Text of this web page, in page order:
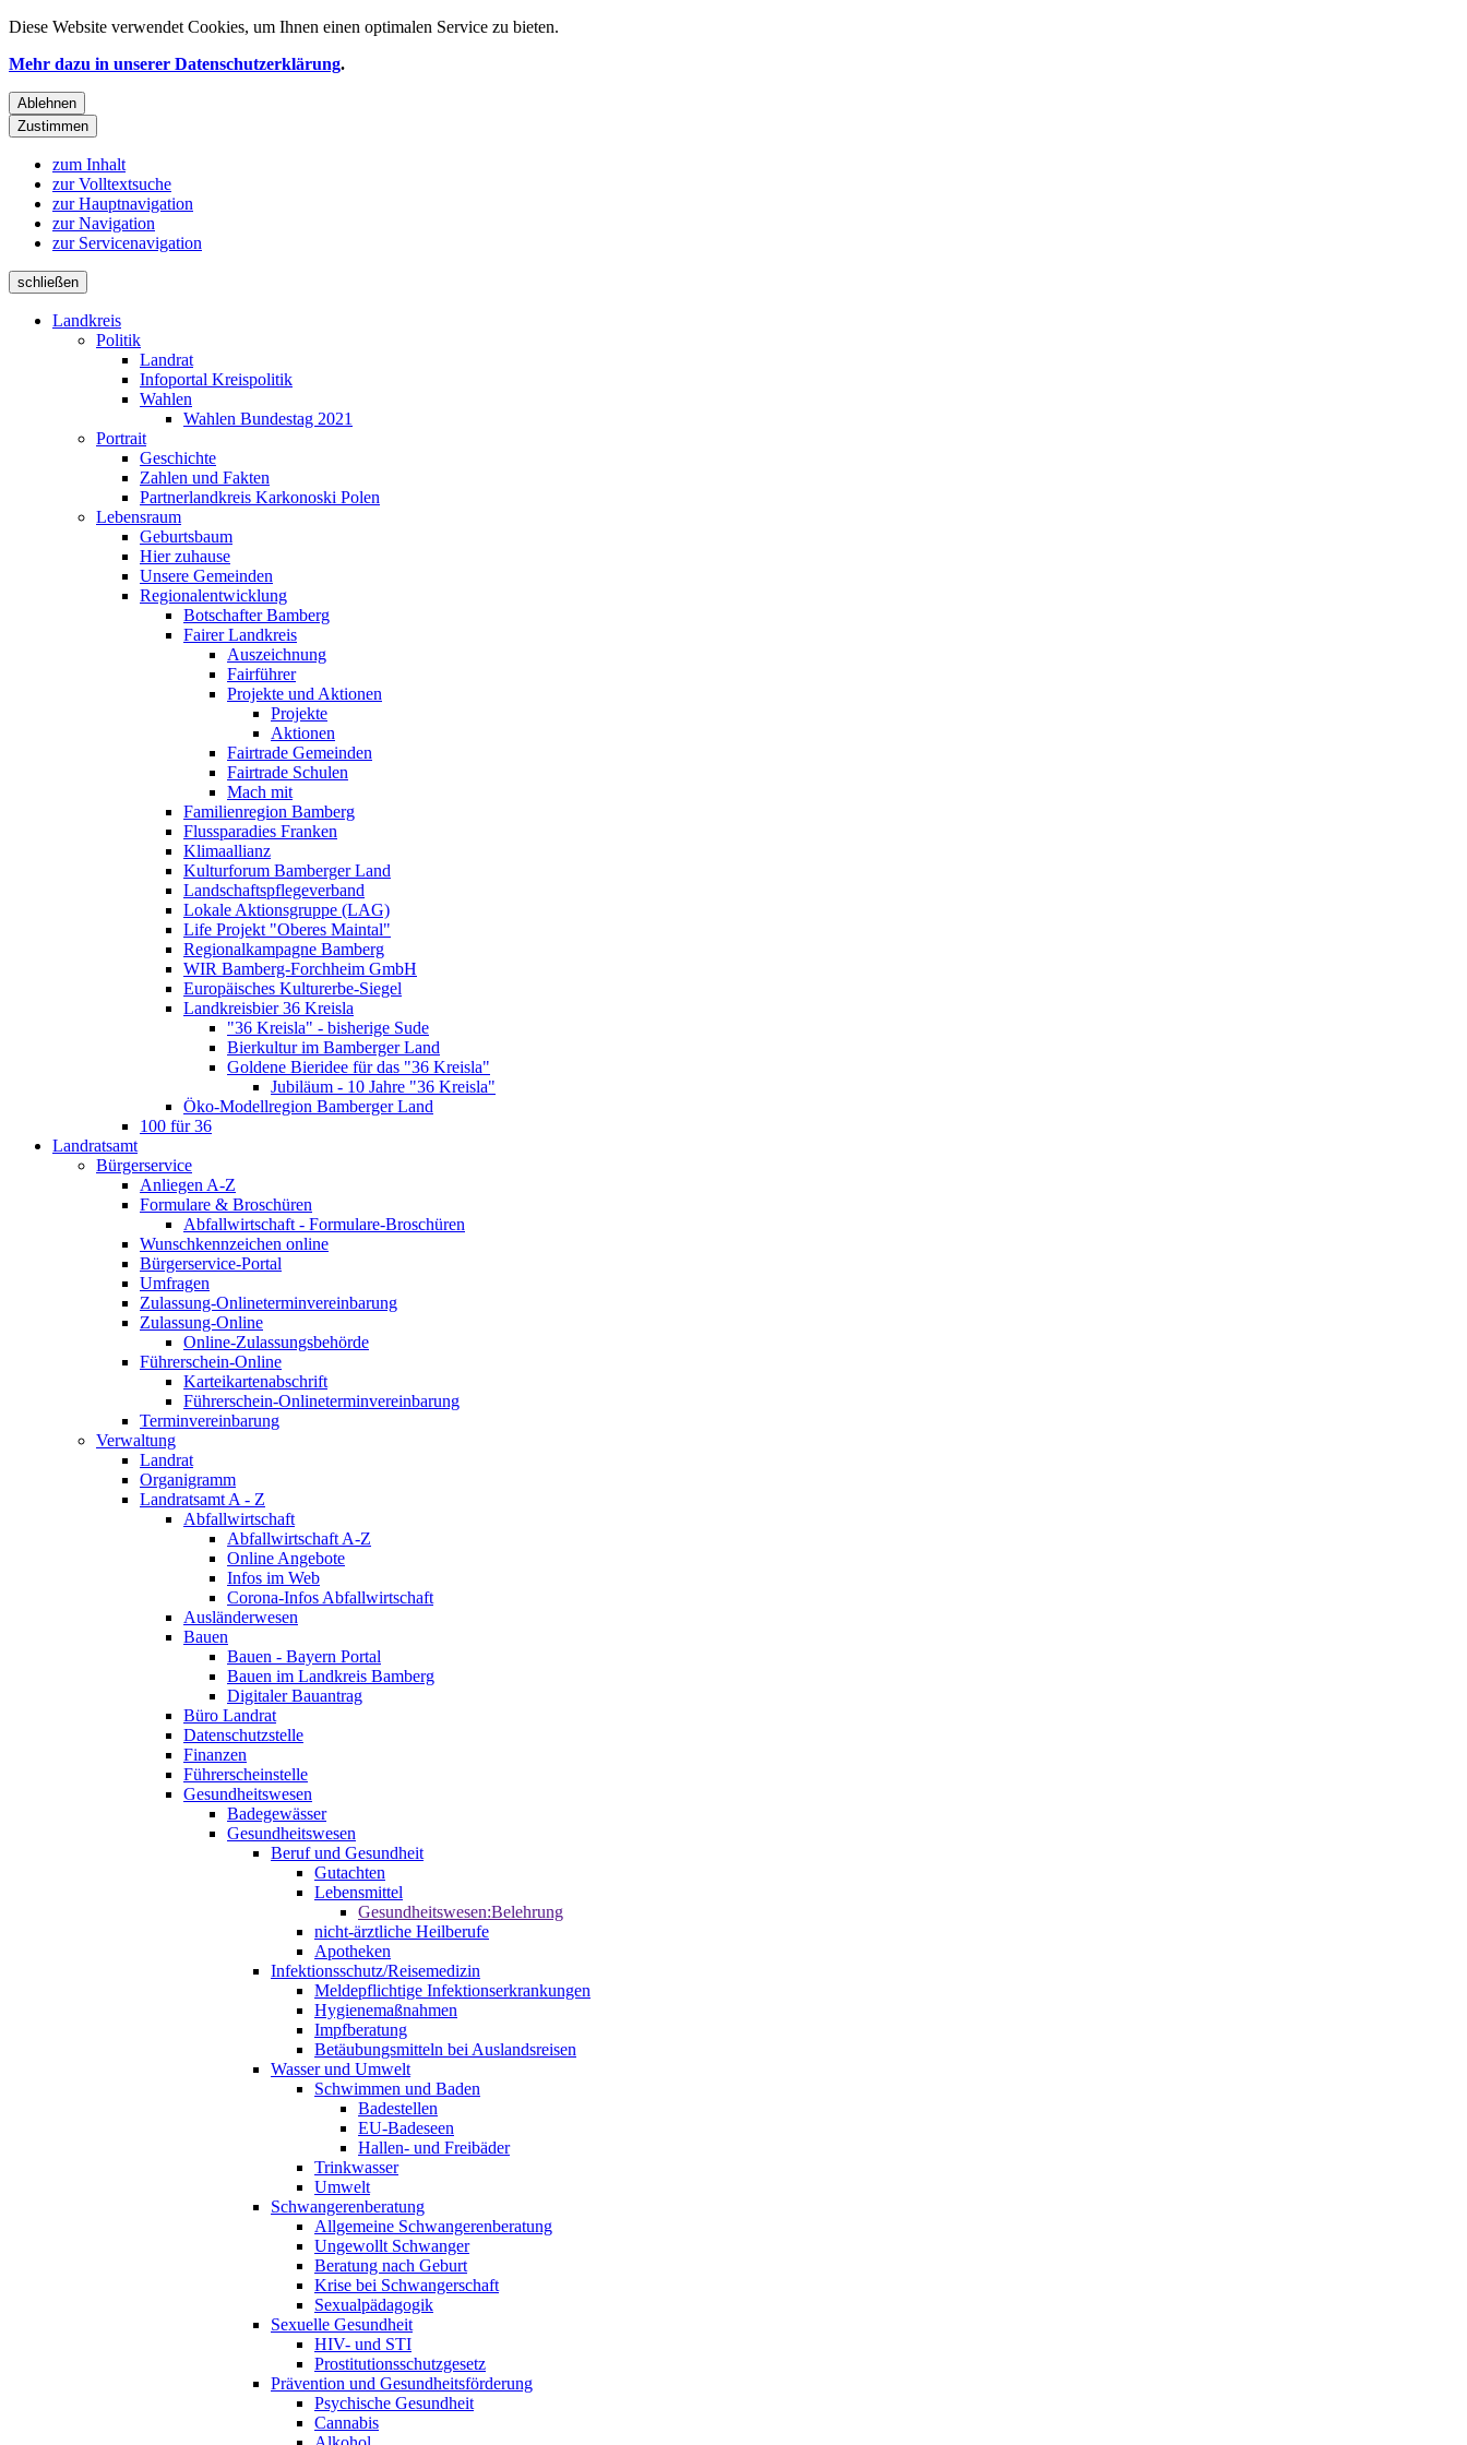
Diese Website verwendet Cookies, um Ihnen einen optimalen Service zu bieten.
Mehr dazu in unserer Datenschutzerklärung.
Ablehnen
Zustimmen
zum Inhalt
zur Volltextsuche
zur Hauptnavigation
zur Navigation
zur Servicenavigation
schließen
Landkreis
Politik
Landrat
Infoportal Kreispolitik
Wahlen
Wahlen Bundestag 2021
Portrait
Geschichte
Zahlen und Fakten
Partnerlandkreis Karkonoski Polen
Lebensraum
Geburtsbaum
Hier zuhause
Unsere Gemeinden
Regionalentwicklung
Botschafter Bamberg
Fairer Landkreis
Auszeichnung
Fairführer
Projekte und Aktionen
Projekte
Aktionen
Fairtrade Gemeinden
Fairtrade Schulen
Mach mit
Familienregion Bamberg
Flussparadies Franken
Klimaallianz
Kulturforum Bamberger Land
Landschaftspflegeverband
Lokale Aktionsgruppe (LAG)
Life Projekt "Oberes Maintal"
Regionalkampagne Bamberg
WIR Bamberg-Forchheim GmbH
Europäisches Kulturerbe-Siegel
Landkreisbier 36 Kreisla
"36 Kreisla" - bisherige Sude
Bierkultur im Bamberger Land
Goldene Bieridee für das "36 Kreisla"
Jubiläum - 10 Jahre "36 Kreisla"
Öko-Modellregion Bamberger Land
100 für 36
Landratsamt
Bürgerservice
Anliegen A-Z
Formulare & Broschüren
Abfallwirtschaft - Formulare-Broschüren
Wunschkennzeichen online
Bürgerservice-Portal
Umfragen
Zulassung-Onlineterminvereinbarung
Zulassung-Online
Online-Zulassungsbehörde
Führerschein-Online
Karteikartenabschrift
Führerschein-Onlineterminvereinbarung
Terminvereinbarung
Verwaltung
Landrat
Organigramm
Landratsamt A - Z
Abfallwirtschaft
Abfallwirtschaft A-Z
Online Angebote
Infos im Web
Corona-Infos Abfallwirtschaft
Ausländerwesen
Bauen
Bauen - Bayern Portal
Bauen im Landkreis Bamberg
Digitaler Bauantrag
Büro Landrat
Datenschutzstelle
Finanzen
Führerscheinstelle
Gesundheitswesen
Badegewässer
Gesundheitswesen
Beruf und Gesundheit
Gutachten
Lebensmittel
Gesundheitswesen:Belehrung
nicht-ärztliche Heilberufe
Apotheken
Infektionsschutz/Reisemedizin
Meldepflichtige Infektionserkrankungen
Hygienemaßnahmen
Impfberatung
Betäubungsmitteln bei Auslandsreisen
Wasser und Umwelt
Schwimmen und Baden
Badestellen
EU-Badeseen
Hallen- und Freibäder
Trinkwasser
Umwelt
Schwangerenberatung
Allgemeine Schwangerenberatung
Ungewollt Schwanger
Beratung nach Geburt
Krise bei Schwangerschaft
Sexualpädagogik
Sexuelle Gesundheit
HIV- und STI
Prostitutionsschutzgesetz
Prävention und Gesundheitsförderung
Psychische Gesundheit
Cannabis